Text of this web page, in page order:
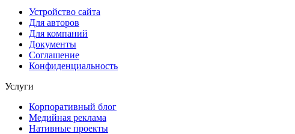
Устройство сайта
Для авторов
Для компаний
Документы
Соглашение
Конфиденциальность
Услуги
Корпоративный блог
Медийная реклама
Нативные проекты